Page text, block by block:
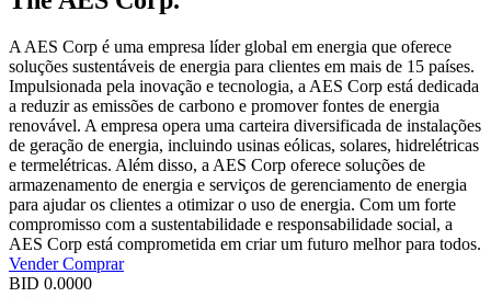
A AES Corp é uma empresa líder global em energia que oferece
soluções sustentáveis de energia para clientes em mais de 15 países.
Impulsionada pela inovação e tecnologia, a AES Corp está dedicada
a reduzir as emissões de carbono e promover fontes de energia
renovável. A empresa opera uma carteira diversificada de instalações
de geração de energia, incluindo usinas eólicas, solares, hidrelétricas
e termelétricas. Além disso, a AES Corp oferece soluções de
armazenamento de energia e serviços de gerenciamento de energia
para ajudar os clientes a otimizar o uso de energia. Com um forte
compromisso com a sustentabilidade e responsabilidade social, a
AES Corp está comprometida em criar um futuro melhor para todos.
VenderComprar
BID 0.0000